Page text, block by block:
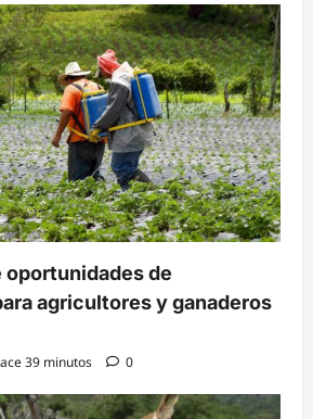
oportunidades de
agricultores y ganaderos
39 minutos 0